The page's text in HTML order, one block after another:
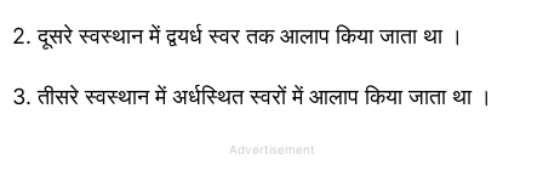
2. दूसरे स्वस्थान में द्वयर्ध स्वर तक आलाप किया जाता था ।
3. तीसरे स्वस्थान में अर्धस्थित स्वरों में आलाप किया जाता था ।
Advertisement